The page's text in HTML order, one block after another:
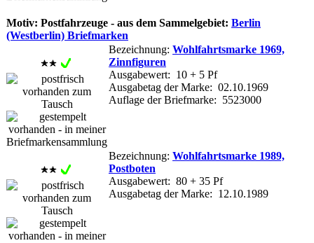
Motiv: Postfahrzeuge - aus dem Sammelgebiet: Berlin
(Westberlin) Briefmarken
Bezeichnung: Wohlfahrtsmarke 1969,
Zinnfiguren
Ausgabewert: 10 + 5 Pf
Ausgabetag der Marke: 02.10.1969
Auflage der Briefmarke: 5523000
Bezeichnung: Wohlfahrtsmarke 1989,
Postboten
Ausgabewert: 80 + 35 Pf
Ausgabetag der Marke: 12.10.1989